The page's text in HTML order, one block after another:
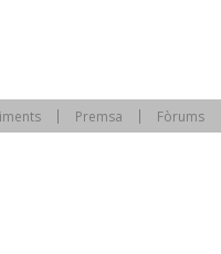
Premsa Fòrums